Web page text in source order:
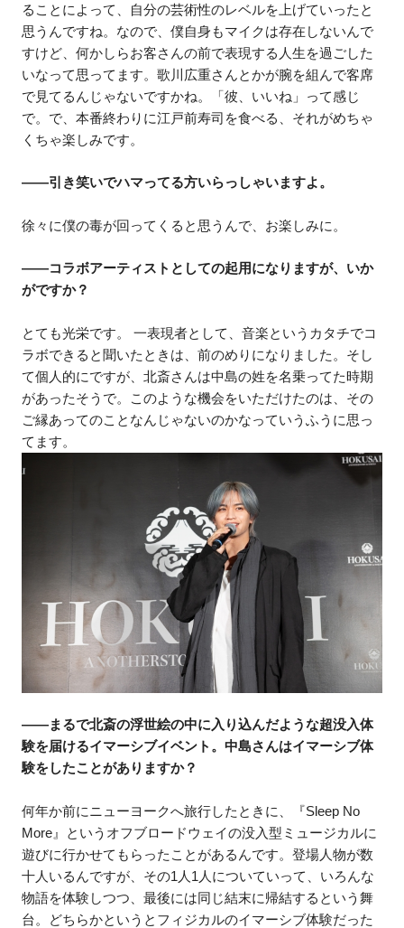
ることによって、自分の芸術性のレベルを上げていったと
思うんですね。なので、僕自身もマイクは存在しないんで
すけど、何かしらお客さんの前で表現する人生を過ごした
いなって思ってます。歌川広重さんとかが腕を組んで客席
で見てるんじゃないですかね。「彼、いいね」って感じ
で。で、本番終わりに江戸前寿司を食べる、それがめちゃ
くちゃ楽しみです。
――引き笑いでハマってる方いらっしゃいますよ。
徐々に僕の毒が回ってくると思うんで、お楽しみに。
――コラボアーティストとしての起用になりますが、いか
がですか？
とても光栄です。 一表現者として、音楽というカタチでコ
ラボできると聞いたときは、前のめりになりました。そし
て個人的にですが、北斎さんは中島の姓を名乗ってた時期
があったそうで。このような機会をいただけたのは、その
ご縁あってのことなんじゃないのかなっていうふうに思っ
てます。
――まるで北斎の浮世絵の中に入り込んだような超没入体
験を届けるイマーシブイベント。中島さんはイマーシブ体
験をしたことがありますか？
何年か前にニューヨークへ旅行したときに、『Sleep No
More』というオフブロードウェイの没入型ミュージカルに
遊びに行かせてもらったことがあるんです。登場人物が数
十人いるんですが、その1人1人についていって、いろんな
物語を体験しつつ、最後には同じ結末に帰結するという舞
台。どちらかというとフィジカルのイマーシブ体験だった